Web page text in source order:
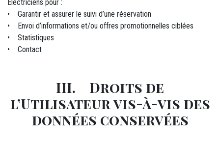
Électriciens pour :
• Garantir et assurer le suivi d’une réservation
• Envoi d’informations et/ou offres promotionnelles ciblées
• Statistiques
• Contact
III. Droits de
l’Utilisateur vis-à-vis des
données conservées